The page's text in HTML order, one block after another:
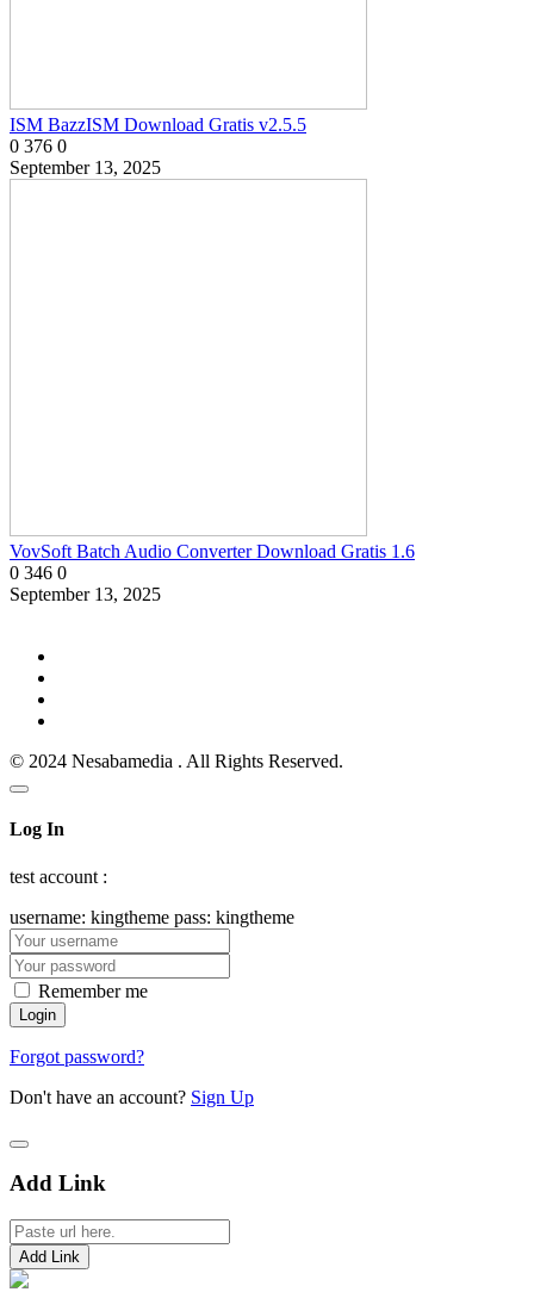
ISM BazzISM Download Gratis v2.5.5
0 376 0
September 13, 2025
VovSoft Batch Audio Converter Download Gratis 1.6
0 346 0
September 13, 2025
© 2024 Nesabamedia . All Rights Reserved.
Log In
test account :
username: kingtheme pass: kingtheme
Remember me
Forgot password?
Don't have an account? Sign Up
Add Link
Add Link